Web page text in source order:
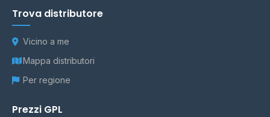
Trova distributore
Vicino a me
Mappa distributori
Per regione
Prezzi GPL